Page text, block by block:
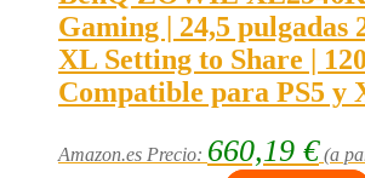
Gaming | 24,5 pulgadas
XL Setting to Share |
Compatible para PS5 y
Amazon.es Precio: 660,19 € (a